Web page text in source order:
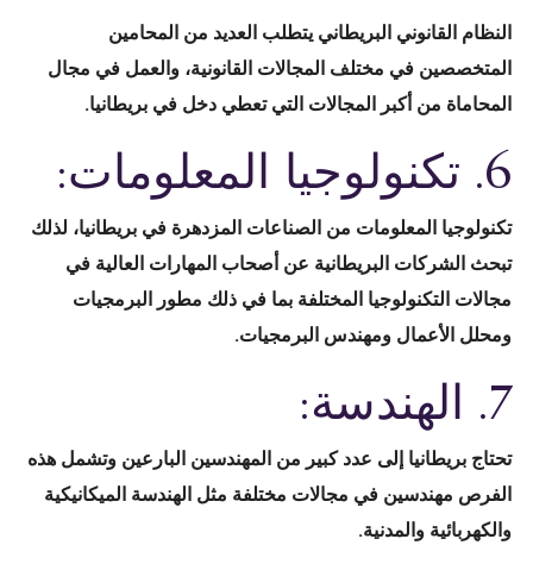
النظام القانوني البريطاني يتطلب العديد من المحامين
المتخصصين في مختلف المجالات القانونية، والعمل في مجال
المحاماة من أكبر المجالات التي تعطي دخل في بريطانيا.
6. تكنولوجيا المعلومات:
تكنولوجيا المعلومات من الصناعات المزدهرة في بريطانيا، لذلك
تبحث الشركات البريطانية عن أصحاب المهارات العالية في
مجالات التكنولوجيا المختلفة بما في ذلك مطور البرمجيات
ومحلل الأعمال ومهندس البرمجيات.
7. الهندسة:
تحتاج بريطانيا إلى عدد كبير من المهندسين البارعين وتشمل هذه
الفرص مهندسين في مجالات مختلفة مثل الهندسة الميكانيكية
والكهربائية والمدنية.